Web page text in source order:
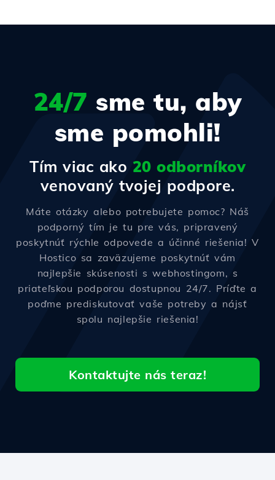
24/7 sme tu, aby
sme pomohli!
Tím viac ako 20 odborníkov
venovaný tvojej podpore.
Máte otázky alebo potrebujete pomoc? Náš
podporný tím je tu pre vás, pripravený
poskytnúť rýchle odpovede a účinné riešenia! V
Hostico sa zaväzujeme poskytnúť vám
najlepšie skúsenosti s webhostingom, s
priateľskou podporou dostupnou 24/7. Príďte a
poďme prediskutovať vaše potreby a nájsť
spolu najlepšie riešenia!
Kontaktujte nás teraz!